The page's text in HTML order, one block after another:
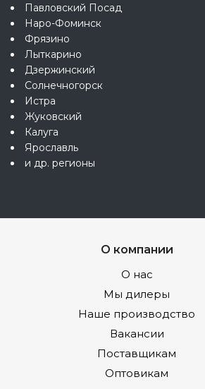
Павловский Посад
Наро-Фоминск
Фрязино
Лыткарино
Дзержинский
Солнечногорск
Истра
Жуковский
Калуга
Ярославль
и др. регионы
О компании
О нас
Мы дилеры
Наше производство
Вакансии
Поставщикам
Оптовикам